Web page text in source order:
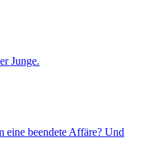
Junge.
eine beendete Affäre? Und